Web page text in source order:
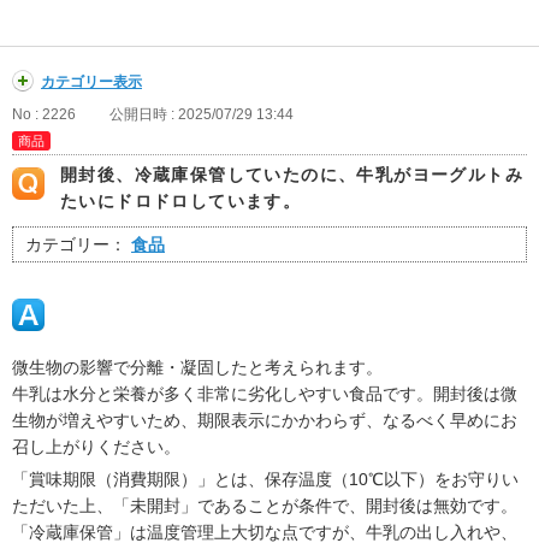
カテゴリー表示
No : 2226
公開日時 : 2025/07/29 13:44
商品
開封後、冷蔵庫保管していたのに、牛乳がヨーグルトみ
たいにドロドロしています。
カテゴリー： 食品
微生物の影響で分離・凝固したと考えられます。
牛乳は水分と栄養が多く非常に劣化しやすい食品です。開封後は微
生物が増えやすいため、期限表示にかかわらず、なるべく早めにお
召し上がりください。
「賞味期限（消費期限）」とは、保存温度（10℃以下）をお守りい
ただいた上、「未開封」であることが条件で、開封後は無効です。
「冷蔵庫保管」は温度管理上大切な点ですが、牛乳の出し入れや、